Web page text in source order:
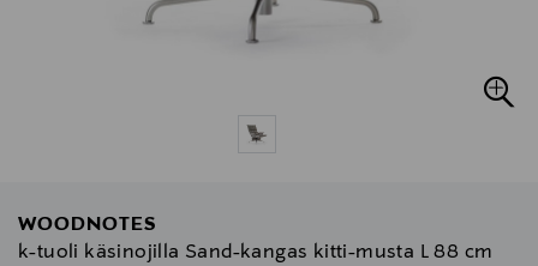
WOODNOTES
k-tuoli käsinojilla Sand-kangas kitti-musta L 88 cm